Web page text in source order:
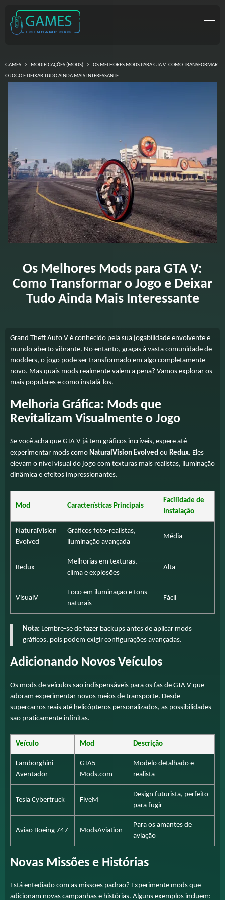
GAMES > MODIFICAÇÕES (MODS) >
OS MELHORES MODS PARA GTA V: COMO TRANSFORMAR
O JOGO E DEIXAR TUDO AINDA MAIS INTERESSANTE
Os Melhores Mods para GTA V:
Como Transformar o Jogo e Deixar
Tudo Ainda Mais Interessante
Grand Theft Auto V é conhecido pela sua jogabilidade envolvente e
mundo aberto vibrante. No entanto, graças à vasta comunidade de
modders, o jogo pode ser transformado em algo completamente
novo. Mas quais mods realmente valem a pena? Vamos explorar os
mais populares e como instalá-los.
Melhoria Gráfica: Mods que
Revitalizam Visualmente o Jogo
Se você acha que GTA V já tem gráficos incríveis, espere até
experimentar mods como NaturalVision Evolved ou Redux. Eles
elevam o nível visual do jogo com texturas mais realistas, iluminação
dinâmica e efeitos impressionantes.
Mod Características Principais
Facilidade de
Instalação
NaturalVision
Evolved
Gráficos foto-realistas,
iluminação avançada
Média
Redux
Melhorias em texturas,
clima e explosões
Alta
VisualV
Foco em iluminação e tons
naturais
Fácil
Nota: Lembre-se de fazer backups antes de aplicar mods
gráficos, pois podem exigir configurações avançadas.
Adicionando Novos Veículos
Os mods de veículos são indispensáveis para os fãs de GTA V que
adoram experimentar novos meios de transporte. Desde
supercarros reais até helicópteros personalizados, as possibilidades
são praticamente infinitas.
Veículo Mod Descrição
Lamborghini
Aventador
GTA5-
Mods.com
Modelo detalhado e
realista
Tesla Cybertruck FiveM
Design futurista, perfeito
para fugir
Avião Boeing 747 ModsAviation
Para os amantes de
aviação
Novas Missões e Histórias
Está entediado com as missões padrão? Experimente mods que
adicionam novas campanhas e histórias. Alguns exemplos incluem: